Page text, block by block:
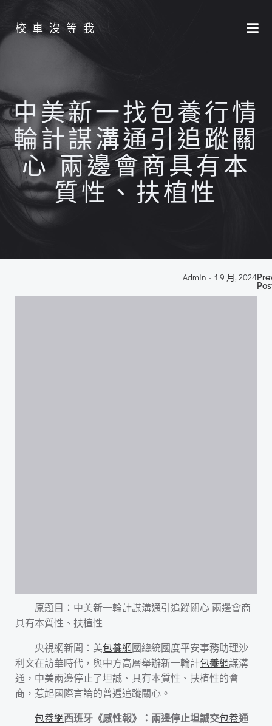
校車沒等我
中美新一找包養行情
輪計謀溝通引追蹤關
心 兩邊會商具有本
質性、扶植性
Admin - 1 9 月, 2024
原題目：中美新一輪計謀溝通引追蹤關心 兩邊會商
具有本質性、扶植性
央視網新聞：美包養網國總統國度平安事務助理沙
利文在訪華時代，與中方高層舉辦新一輪計包養網謀溝
通，中美兩邊停止了坦誠、具有本質性、扶植性的會
商，惹起國際言論的普遍追蹤關心。
包養網西班牙《感性報》：兩邊停止坦誠交包養通